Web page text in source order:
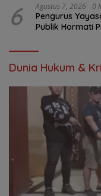
6 Agustus 7, 2026 0
Pengurus
Publik Hormati
Dunia Hukum &